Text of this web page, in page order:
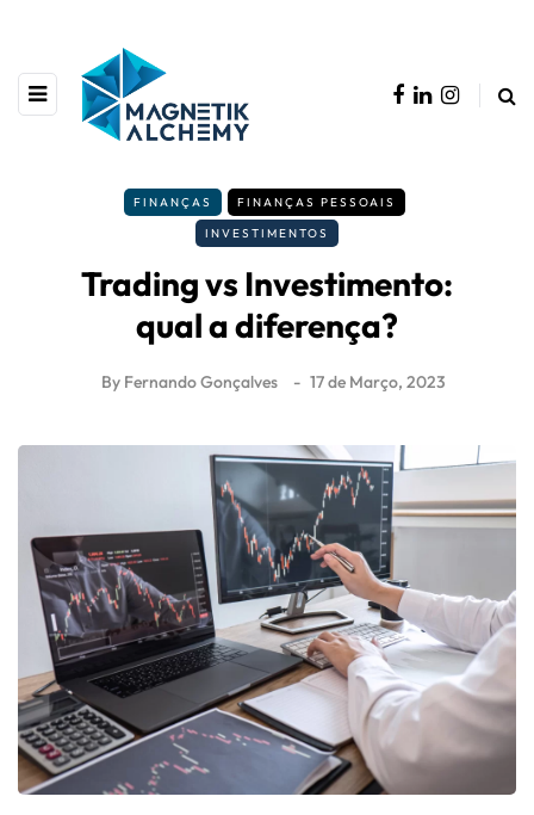
FINANÇAS
FINANÇAS PESSOAIS
INVESTIMENTOS
Trading vs Investimento:
qual a diferença?
By Fernando Gonçalves 17 de Março, 2023